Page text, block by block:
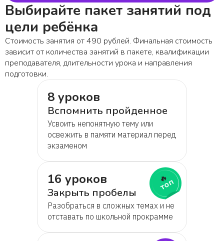
Выбирайте пакет занятий под
цели ребёнка
Стоимость занятия от 490 рублей. Финальная стоимость
зависит от количества занятий в пакете, квалификации
преподавателя, длительности урока и направления
подготовки.
8 уроков
Вспомнить пройденное
Усвоить непонятную тему или
освежить в памяти материал перед
экзаменом
16 уроков
Закрыть пробелы
Разобраться в сложных темах и не
отставать по школьной прокрамме
🔥
топ